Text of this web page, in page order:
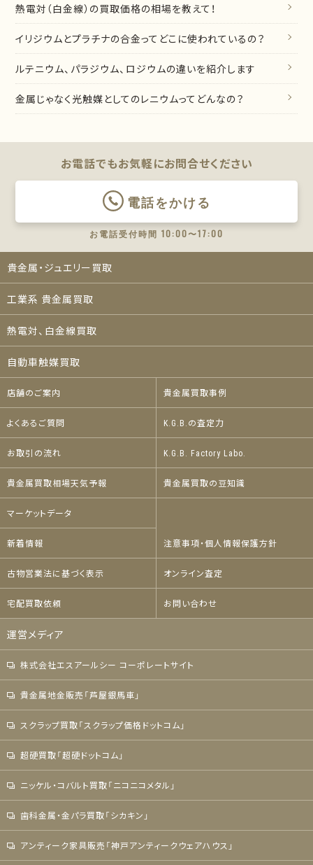
熱電対（白金線）の買取価格の相場を教えて！
イリジウムとプラチナの合金ってどこに使われているの？
ルテニウム、パラジウム、ロジウムの違いを紹介します
金属じゃなく光触媒としてのレニウムってどんなの？
お電話でもお気軽にお問合せください
電話をかける
お電話受付時間 10:00〜17:00
貴金属・ジュエリー買取
工業系 貴金属買取
熱電対、白金線買取
自動車触媒買取
店舗のご案内 貴金属買取事例
よくあるご質問 K.G.B.の査定力
お取引の流れ K.G.B. Factory Labo.
貴金属買取相場天気予報 貴金属買取の豆知識
マーケットデータ
新着情報 注意事項・個人情報保護方針
古物営業法に基づく表示 オンライン査定
宅配買取依頼 お問い合わせ
運営メディア
株式会社エスアールシー コーポレートサイト
貴金属地金販売「芦屋銀馬車」
スクラップ買取「スクラップ価格ドットコム」
超硬買取「超硬ドットコム」
ニッケル・コバルト買取「ニコニコメタル」
歯科金属・金パラ買取「シカキン」
アンティーク家具販売「神戸アンティークウェアハウス」